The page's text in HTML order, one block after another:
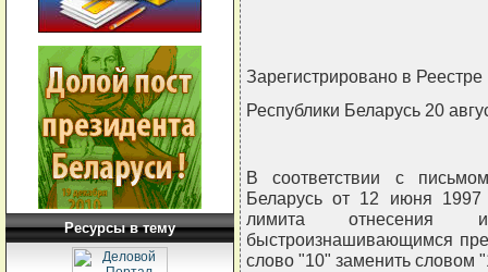
Ресурсы в тему
Зарегистрировано в Реестре
Республики Беларусь 20
В соответствии с
Беларусь от 12 июня 1997
лимита отнесения
быстроизнашивающимся
слово "10" заменить словом